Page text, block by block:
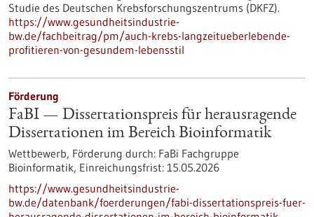
Studie des Deutschen Krebsforschungszentrums (DKFZ).
https://www.gesundheitsindustrie-
bw.de/fachbeitrag/pm/auch-krebs-langzeitueberlebende-
profitieren-von-gesundem-lebensstil
Förderung
FaBI — Dissertationspreis für herausragende
Dissertationen im Bereich Bioinformatik
Wettbewerb, Förderung durch: FaBi Fachgruppe
Bioinformatik, Einreichungsfrist: 15.05.2026
https://www.gesundheitsindustrie-
bw.de/datenbank/foerderungen/fabi-dissertationspreis-fuer-